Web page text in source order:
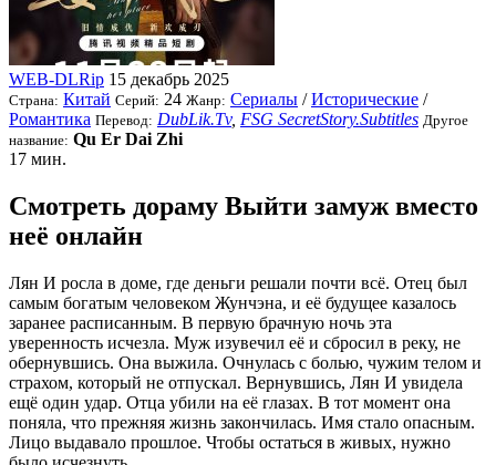
WEB-DLRip 15 декабрь 2025
Страна: Китай Серий: 24 Жанр: Сериалы /Исторические /
Романтика Перевод: DubLik.Tv, FSG SecretStory.Subtitles Другое
название: Qu Er Dai Zhi
17 мин.
Смотреть дораму Выйти замуж вместо
неё онлайн
Лян И росла в доме, где деньги решали почти всё. Отец был
самым богатым человеком Жунчэна, и её будущее казалось
заранее расписанным. В первую брачную ночь эта
уверенность исчезла. Муж изувечил её и сбросил в реку, не
обернувшись. Она выжила. Очнулась с болью, чужим телом и
страхом, который не отпускал. Вернувшись, Лян И увидела
ещё один удар. Отца убили на её глазах. В тот момент она
поняла, что прежняя жизнь закончилась. Имя стало опасным.
Лицо выдавало прошлое. Чтобы остаться в живых, нужно